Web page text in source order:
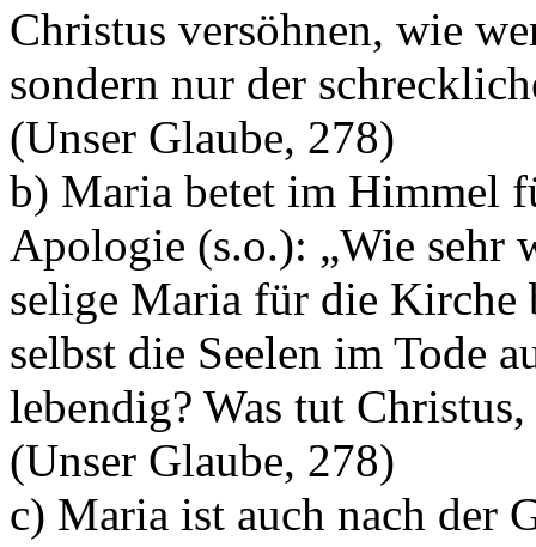
Christus versöhnen, wie
sondern nur der
(Unser Glaube, 278)
b) Maria betet im Himmel
Apologie (s.o.): „Wie sehr
selige Maria für die Kirche
selbst die Seelen im Tode
lebendig? Was tut
(Unser Glaube, 278)
c) Maria ist auch nach der